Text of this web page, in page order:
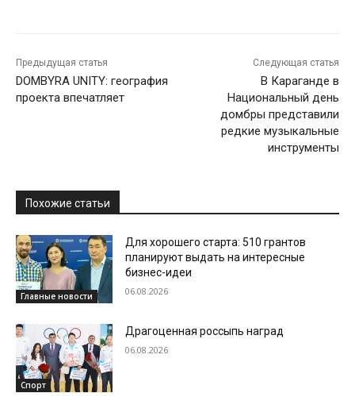
Предыдущая статья
DOMBYRA UNITY: география
проекта впечатляет
Следующая статья
В Караганде в
Национальный день
домбры представили
редкие музыкальные
инструменты
Похожие статьи
Главные новости
Для хорошего старта: 510 грантов
планируют выдать на интересные
бизнес-идеи
06.08.2026
Спорт
Драгоценная россыпь наград
06.08.2026